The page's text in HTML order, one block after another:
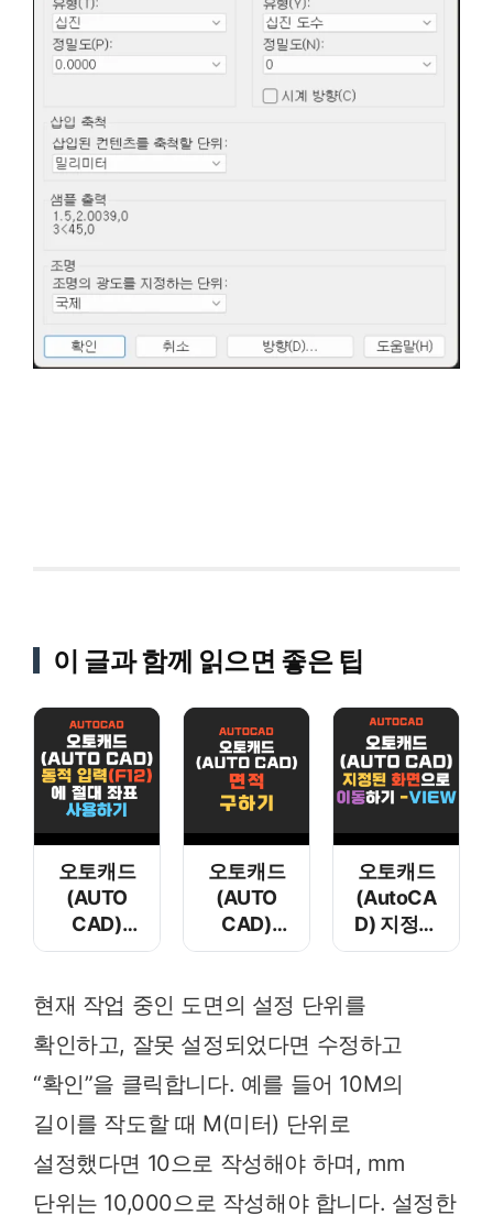
이 글과 함께 읽으면 좋은 팁
오토캐드
(AUTO
CAD)
동적 입력
절대 좌표
오토캐드
(AUTO
CAD)
면적
오토캐드
(AutoCA
D) 지정된
화면으로
현재 작업 중인 도면의 설정 단위를
확인하고, 잘못 설정되었다면 수정하고
“확인”을 클릭합니다. 예를 들어 10M의
길이를 작도할 때 M(미터) 단위로
설정했다면 10으로 작성해야 하며, mm
단위는 10,000으로 작성해야 합니다. 설정한